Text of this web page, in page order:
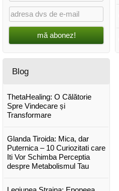
mă abonez!
Blog
ThetaHealing: O Călătorie
Spre Vindecare și
Transformare
Glanda Tiroida: Mica, dar
Puternica – 10 Curiozitati care
Iti Vor Schimba Perceptia
despre Metabolismul Tau